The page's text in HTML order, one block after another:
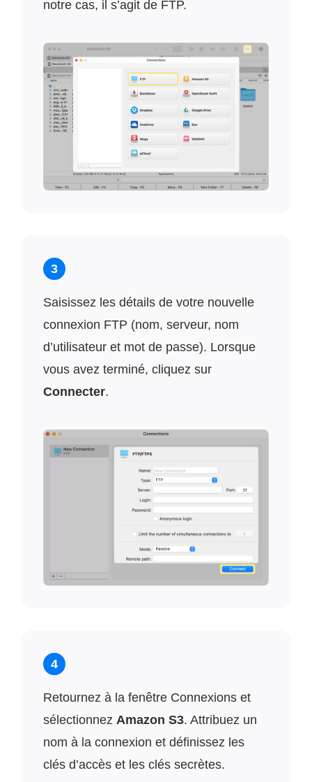
notre cas, il s’agit de FTP.
3
Saisissez les détails de votre nouvelle
connexion FTP (nom, serveur, nom
d’utilisateur et mot de passe). Lorsque
vous avez terminé, cliquez sur
Connecter.
4
Retournez à la fenêtre Connexions et
sélectionnez Amazon S3. Attribuez un
nom à la connexion et définissez les
clés d’accès et les clés secrètes.